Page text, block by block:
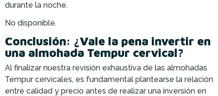
durante la noche.
No disponible.
Conclusión: ¿Vale la pena invertir en
una almohada Tempur cervical?
Al finalizar nuestra revisión exhaustiva de las almohadas
Tempur cervicales, es fundamental plantearse la relación
entre calidad y precio antes de realizar una inversión en